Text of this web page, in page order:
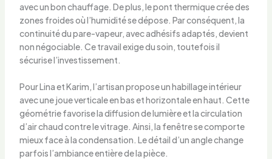
avec un bon chauffage. De plus, le pont thermique crée des
zones froides où l’humidité se dépose. Par conséquent, la
continuité du pare-vapeur, avec adhésifs adaptés, devient
non négociable. Ce travail exige du soin, toutefois il
sécurise l’investissement.
Pour Lina et Karim, l’artisan propose un habillage intérieur
avec une joue verticale en bas et horizontale en haut. Cette
géométrie favorise la diffusion de lumière et la circulation
d’air chaud contre le vitrage. Ainsi, la fenêtre se comporte
mieux face à la condensation. Le détail d’un angle change
parfois l’ambiance entière de la pièce.